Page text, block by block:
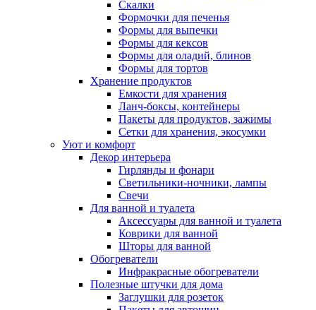
Скалки
Формочки для печенья
Формы для выпечки
Формы для кексов
Формы для оладий, блинов
Формы для тортов
Хранение продуктов
Емкости для хранения
Ланч-боксы, контейнеры
Пакеты для продуктов, зажимы
Сетки для хранения, экосумки
Уют и комфорт
Декор интерьера
Гирлянды и фонари
Светильники-ночники, лампы
Свечи
Для ванной и туалета
Аксессуары для ванной и туалета
Коврики для ванной
Шторы для ванной
Обогреватели
Инфракрасные обогреватели
Полезные штучки для дома
Заглушки для розеток